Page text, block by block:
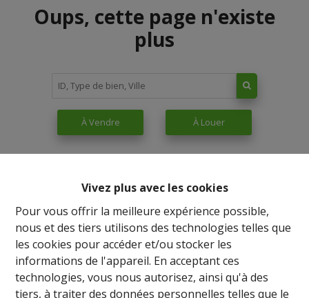
Vivez plus avec les cookies
Pour vous offrir la meilleure expérience possible,
nous et des tiers utilisons des technologies telles que
les cookies pour accéder et/ou stocker les
informations de l'appareil. En acceptant ces
technologies, vous nous autorisez, ainsi qu'à des
tiers, à traiter des données personnelles telles que le
Oups, cette page n'existe
plus
À Vendre À Louer